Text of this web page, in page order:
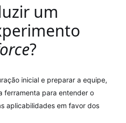
um
?
inicial e preparar a equipe,
ferramenta para entender o
aplicabilidades em favor dos